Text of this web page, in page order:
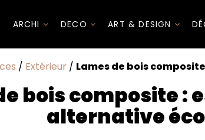
ARCHI DECO ART & DESIGN
/ Extérieur / Lames de bois
bois composite
alternative